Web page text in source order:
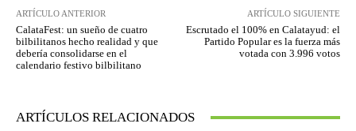
ARTÍCULO ANTERIOR
CalataFest: un sueño de cuatro
bilbilitanos hecho realidad y que
debería consolidarse en el
calendario festivo bilbilitano
ARTÍCULO SIGUIENTE
Escrutado el 100% en Calatayud: el
Partido Popular es la fuerza más
votada con 3.996 votos
ARTÍCULOS RELACIONADOS